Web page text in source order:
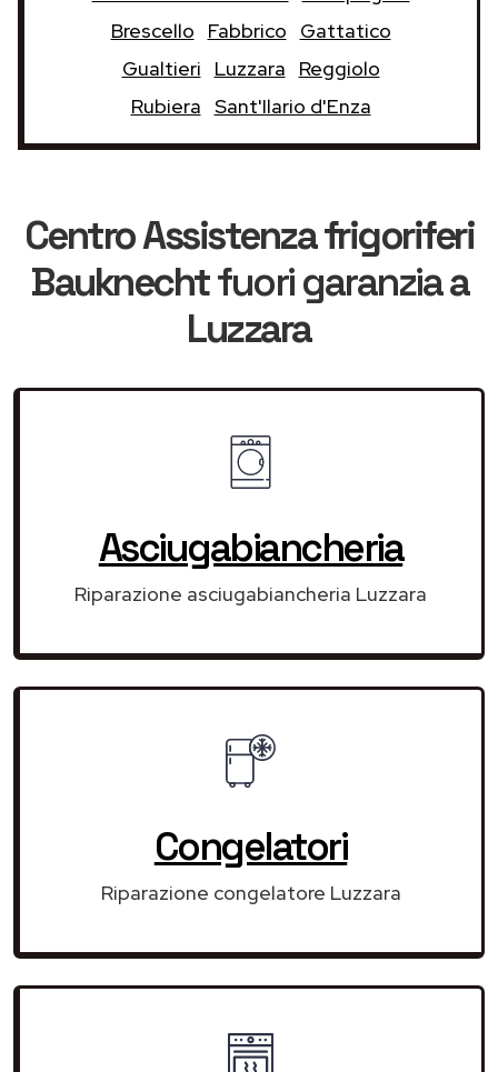
Brescello
Fabbrico
Gattatico
Gualtieri
Luzzara
Reggiolo
Rubiera Sant'Ilario d'Enza
Centro Assistenza frigoriferi
Bauknechtfuori garanziaa
Luzzara
Asciugabiancheria
Riparazione asciugabiancheria Luzzara
Congelatori
Riparazione congelatore Luzzara